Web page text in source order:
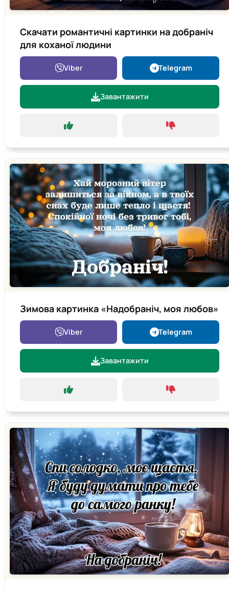
Скачати романтичні картинки на добраніч
для коханої людини
Viber Telegram
Завантажити
Зимова картинка «Надобраніч, моя любов»
Viber Telegram
Завантажити